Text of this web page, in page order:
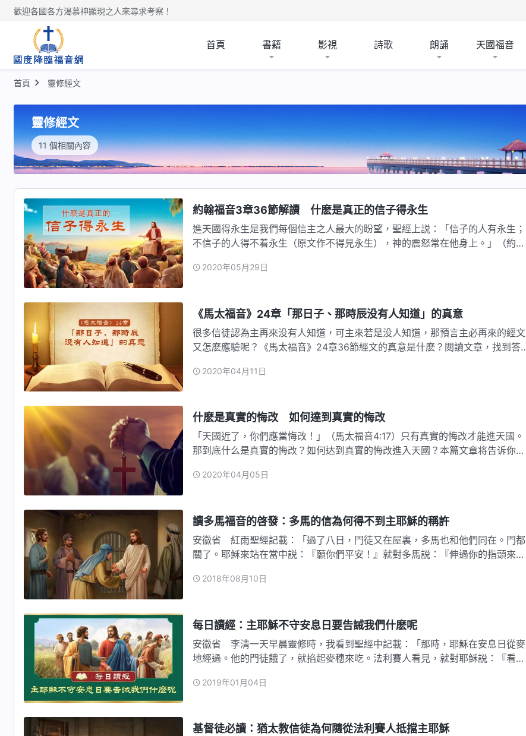
歡迎各國各方渴慕神顯現之人來尋求考察！
首頁 書籍 影視 詩歌 朗誦 天國福音
首頁 靈修經文
靈修經文
11 個相關內容
約翰福音3章36節解讀 什麽是真正的信子得永生
進天國得永生是我們每個信主之人最大的盼望，聖經上説：「信子的人有永生；
不信子的人得不着永生（原文作不得見永生），神的震怒常在他身上。」（約翰
2020年05月29日
《馬太福音》24章「那日子、那時辰没有人知道」的真意
很多信徒認為主再來没有人知道，可主來若是没人知道，那預言主必再來的經文
又怎麽應驗呢？《馬太福音》24章36節經文的真意是什麽？閲讀文章，找到答
2020年04月11日
什麽是真實的悔改 如何達到真實的悔改
「天國近了，你們應當悔改！」（馬太福音4:17）只有真實的悔改才能進天國。
那到底什么是真實的悔改？如何达到真實的悔改進入天國？本篇文章将告诉你答
2020年04月05日
讀多馬福音的啓發：多馬的信為何得不到主耶穌的稱許
安徽省 紅雨聖經記載：「過了八日，門徒又在屋裏，多馬也和他們同在。門都
關了。耶穌來站在當中説：『願你們平安！』就對多馬説：『伸過你的指頭來，
2018年08月10日
每日讀經：主耶穌不守安息日要告誡我們什麽呢
安徽省 李清一天早晨靈修時，我看到聖經中記載：「那時，耶穌在安息日從麥
地經過。他的門徒餓了，就掐起麥穗來吃。法利賽人看見，就對耶穌説：『看
2019年01月04日
基督徒必讀：猶太教信徒為何隨從法利賽人抵擋主耶穌